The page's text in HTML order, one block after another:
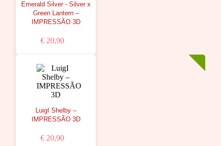
Emerald Silver - Silver x
Green Lantern –
IMPRESSÃO 3D
€ 20,90
LuigI Shelby –
IMPRESSÃO 3D
€ 20,90